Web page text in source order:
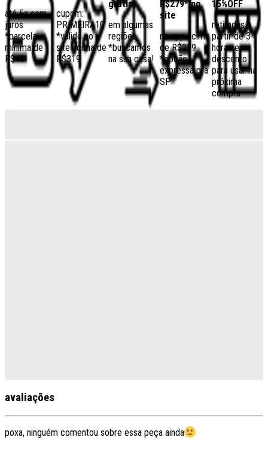
até 5x sem
juros
*parcela
mínima de
R$40
cupom:
PRIMEIRA10
*válido no
site acima de
R$319
grátis
em algumas
regiões,
*buscamos
na sua casa!
R$279* no
site
no app acima
de R$259
*opção
expressa pra
SP
15%OFF
retiradas a
partir de 3
horas e
desconto
para usar na
próxima
compra
avaliações
poxa, ninguém comentou sobre essa peça ainda